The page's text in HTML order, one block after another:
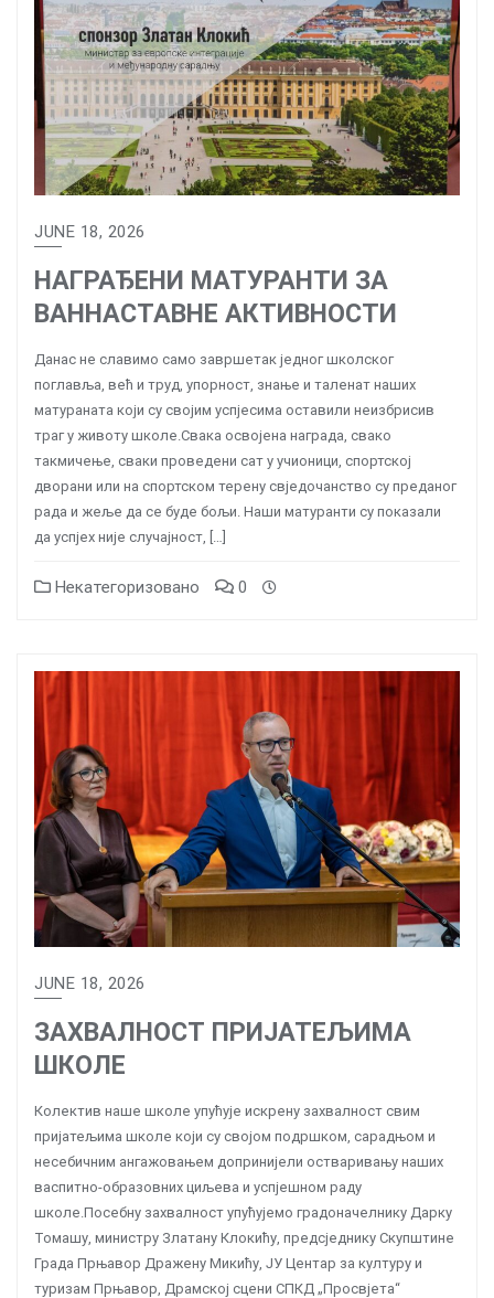
JUNE 18, 2026
НАГРАЂЕНИ МАТУРАНТИ ЗА
ВАННАСТАВНЕ АКТИВНОСТИ
Данас не славимо само завршетак једног школског
поглавља, већ и труд, упорност, знање и таленат наших
матураната који су својим успјесима оставили неизбрисив
траг у животу школе.Свака освојена награда, свако
такмичење, сваки проведени сат у учионици, спортској
дворани или на спортском терену свједочанство су преданог
рада и жеље да се буде бољи. Наши матуранти су показали
да успјех није случајност, […]
Некатегоризовано 0
JUNE 18, 2026
ЗАХВАЛНОСТ ПРИЈАТЕЉИМА
ШКОЛЕ
Колектив наше школе упућује искрену захвалност свим
пријатељима школе који су својом подршком, сарадњом и
несебичним ангажовањем допринијели остваривању наших
васпитно-образовних циљева и успјешном раду
школе.Посебну захвалност упућујемо градоначелнику Дарку
Томашу, министру Златану Клокићу, предсједнику Скупштине
Града Прњавор Дражену Микићу, ЈУ Центар за културу и
туризам Прњавор, Драмској сцени СПКД „Просвјета“